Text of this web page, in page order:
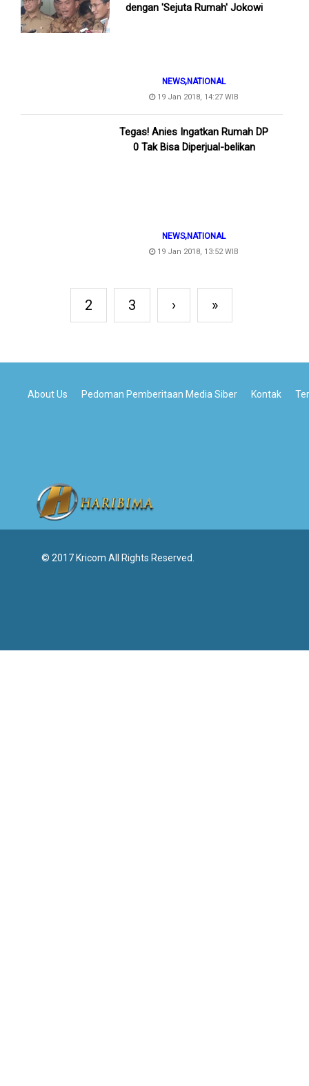
dengan 'Sejuta Rumah' Jokowi
NEWS,NATIONAL
19 Jan 2018, 14:27 WIB
Tegas! Anies Ingatkan Rumah DP
0 Tak Bisa Diperjual-belikan
NEWS,NATIONAL
19 Jan 2018, 13:52 WIB
2 3 › »
About Us Pedoman Pemberitaan Media Siber Kontak
© 2017 Kricom All Rights Reserved.